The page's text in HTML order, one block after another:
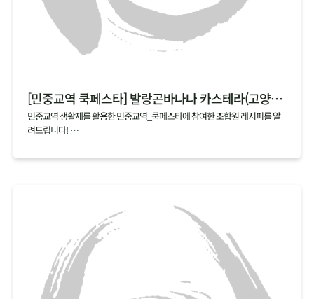
[민중교역 쿡페스타] 발랑곤바나나 카스테라(고양파주)
민중교역 생활재를 활용한 민중교역_쿡페스타에 참여한 조합원 레시피를 알
려드립니다!
넘 부드럽고 사랑스럽게 넘어가요!
어린이, 노인, 환자분들도 좋아할 것 같아요.
와~ 너무 부드럽고 달콤한 맛이에요^^
친구야~ 같이 먹자!
베이킹을 했는데도 바나나의 신선한 맛이 그대로여서 좋아요
넘넘 건강한 맛! 단맛이 강하지 않아 좋아요!